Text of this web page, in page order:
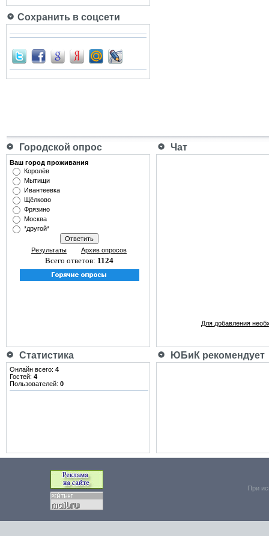
Сохранить в соцсети
Городской опрос Чат
Ваш город проживания
Королёв
Мытищи
Ивантеевка
Щёлково
Фрязино
Москва
*другой*
Результаты Архив опросов
Всего ответов: 1124
Для добавления
Статистика ЮБиК рекомендует
Онлайн всего: 4
Гостей: 4
Пользователей: 0
При